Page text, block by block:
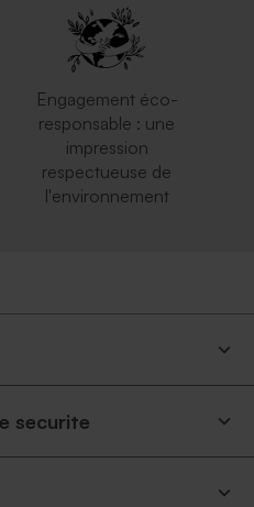
Engagement éco-
responsable : une
impression
respectueuse de
l'environnement
securite